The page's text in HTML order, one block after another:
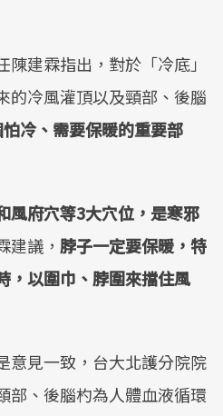
建霖指出，對於「冷底」
的冷風灌頂以及頸部、後腦
冷、需要保暖的重要部
風府穴等3大穴位，是寒邪
建議， 脖子一定要保暖，特
，以圍巾、脖圍來擋住風
意見一致，台大北護分院院
部、後腦杓為人體血液循環